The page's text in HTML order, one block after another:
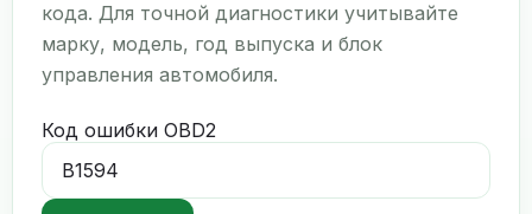
кода. Для точной диагностики учитывайте
марку, модель, год выпуска и блок
управления автомобиля.
Код ошибки OBD2